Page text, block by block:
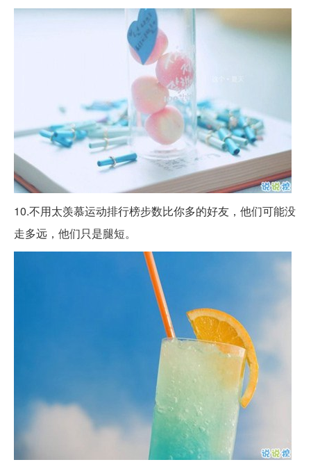
10.不用太羡慕运动排行榜步数比你多的好友，他们可能没
走多远，他们只是腿短。